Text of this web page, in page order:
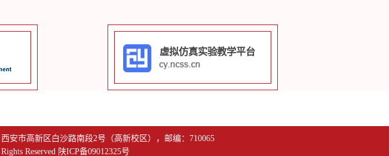
虚拟仿真实验教学平台
安市高新区白沙路南段2号（高新校区），邮编：710065
Reserved 陕ICP备09012325号